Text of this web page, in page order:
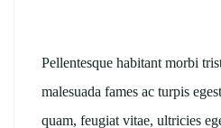
Pellentesque habitant morbi
malesuada fames ac turpis
quam, feugiat vitae, ultricies